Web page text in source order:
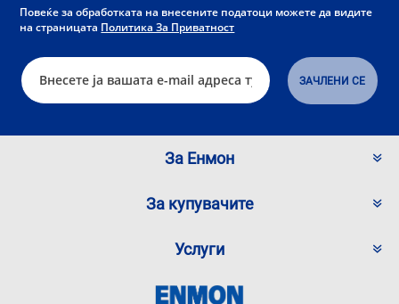
Повеќе за обработката на внесените податоци можете да видите
на страницата Политика За Приватност
За Енмон
За купувачите
Услуги